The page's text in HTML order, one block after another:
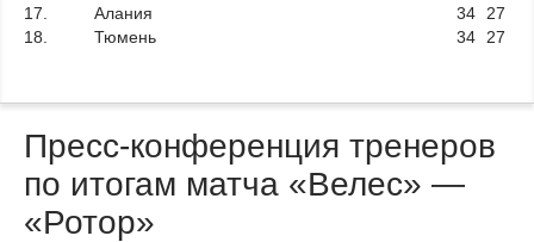
17.
Алания 34
27
18.
Тюмень 34 27
Пресс-конференция тренеров
по итогам матча «Велес» —
«Ротор»